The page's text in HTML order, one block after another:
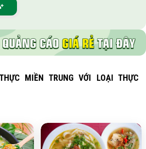
MIỀN TRUNG VỚI LOẠI THỰC